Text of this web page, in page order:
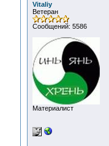
Vitaliy
Ветеран
Сообщений: 5586
Материалист